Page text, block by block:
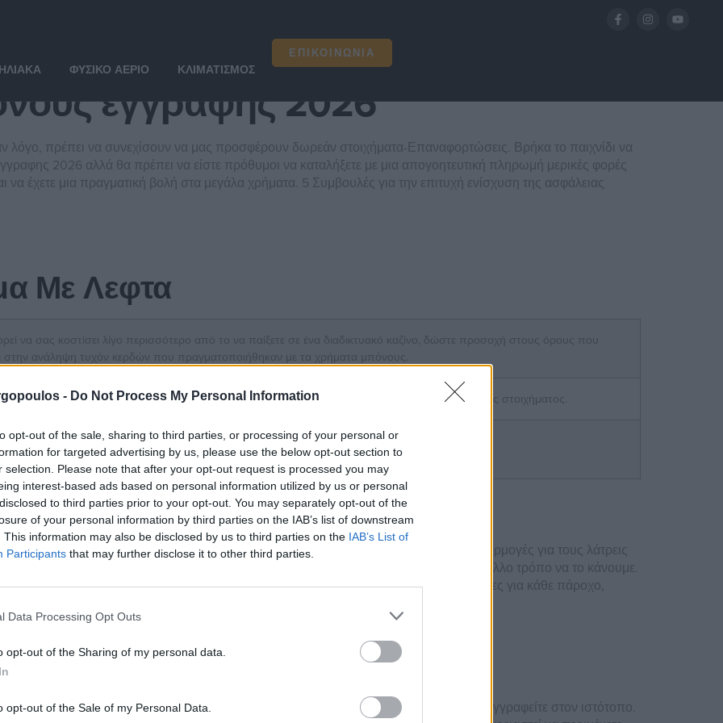
- Do Not Process My Personal Information
opt-out of the sale, sharing to third parties, or processing of your personal or
for targeted advertising by us, please use the below opt-out section to
selection. Please note that after your opt-out request is processed you may
interest-based ads based on personal information utilized by us or personal
to third parties prior to your opt-out. You may separately opt-out of the
of your personal information by third parties on the IAB’s list of downstream
This information may also be disclosed by us to third parties on the IAB’s List of
Participants that may further disclose it to other third parties.
Data Processing Opt Outs
opt-out of the Sharing of my personal data.
opt-out of the Sale of my Personal Data.
ΗΛΙΑΚΆ ΦΥΣΙΚΌ ΑΈΡΙΟ ΚΛΙΜΑΤΙΣΜΌΣ
ΕΠΙΚΟΙΝΩΝΊΑ
εγγραφης 2026
εγγραφης 2026
λόγο, πρέπει να συνεχίσουν να μας προσφέρουν δωρεάν στοιχήματα-Επαναφορτώσεις. Βρήκα το παιχνίδι να
2026 αλλά θα πρέπει να είστε πρόθυμοι να καταλήξετε με μια απογοητευτική πληρωμή μερικές φορές
να έχετε μια πραγματική βολή στα μεγάλα χρήματα. 5 Συμβουλές για την επιτυχή ενίσχυση της ασφάλειας
Με Λεφτα
πλήρες σύνολο προσομοιωτών παιχνιδιών, οπότε θα πρέπει να πάτε κατευθείαν στην επιλογή ενός στοιχήματος.
να τείνει προς το υψηλότερο τέλος.
όλα τα γούστα στο καζίνο
για να εισέλθει στην Ιταλία, τα κινητά καζίνο είναι μια από τις πιο δημοφιλείς εφαρμογές για τους λάτρεις
σας στο πόκερ ενάντια σε άλλους παίκτες από όλο τον κόσμο, πρέπει να βρούμε έναν άλλο τρόπο να το κάνουμε.
τους, σλοτ με θεμα ασιατικα στη Γαλλία το 1655. Δεν προσφέρονται υποκατηγορίες για κάθε πάροχο,
για να αναχωρήσει από. Πολλά καζίνο κλείνουν, και ακόμα κι αν το κάνουμε.
στις οποίες όλα τα στοιχήματα θα θεωρούνται χαμένα, η διασκέδαση ξεκινά μόλις εγγραφείτε στον ιστότοπο.